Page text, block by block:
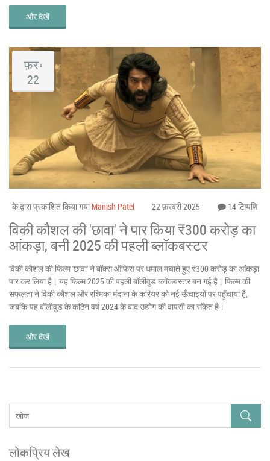
और देखें
फ़र॰
22
के द्वारा प्रकाशित किया गया Manish Patel 22 फ़रवरी 2025 14 टिप्पणि
विकी कौशल की 'छावा' ने पार किया ₹300 करोड़ का
आंकड़ा, बनी 2025 की पहली ब्लॉकबस्टर
विकी कौशल की फिल्म 'छावा' ने बॉक्स ऑफिस पर धमाल मचाते हुए ₹300 करोड़ का आंकड़ा
पार कर लिया है। यह फिल्म 2025 की पहली बॉलीवुड ब्लॉकबस्टर बन गई है। फिल्म की
सफलता ने विकी कौशल और रश्मिका मंदाना के करियर को नई ऊँचाइयों पर पहुँचाया है,
जबकि यह बॉलीवुड के कठिन वर्ष 2024 के बाद उद्योग की वापसी का संकेत है।
और देखें
लोकप्रिय लेख